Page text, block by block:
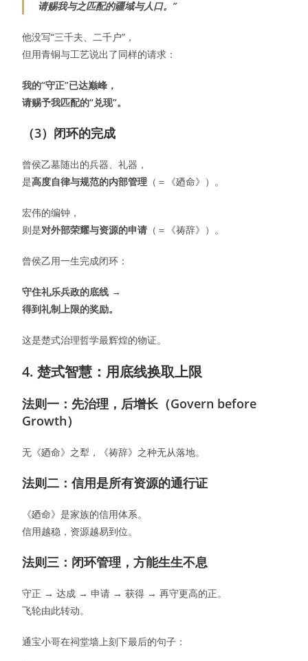
请赐我与之匹配的疆域与人口。”
他没写“三千夫、二千户”，
但用青铜与工艺说出了同样的请求：
我的“守正”已达巅峰，
请赐予我匹配的“兑现”。
（3）闭环的完成
曾侯乙墓随出的兵器、礼器，
是高度自律与规范的内部管理 （＝《廼命》）。
宏伟的编钟，
则是对外部荣耀与资源的申请 （＝《祷辞》）。
曾侯乙用一生完成闭环：
守住礼乐兵政的底线 →
得到礼制上限的奖励。
这是楚式治理哲学最辉煌的物证。
4. 楚式智慧：用底线换取上限
法则一：先治理，后增长（Govern before
Growth）
无《廼命》之犁，《祷辞》之种无从落地。
法则二：信用是所有资源的通行证
《廼命》是家族的信用体系。
信用越稳，资源越易到位。
法则三：闭环管理，方能生生不息
守正 → 达成 → 申请 → 获得 → 再守更高的正。
飞轮由此转动。
通宝小哥在祠堂墙上刻下最后的句子：